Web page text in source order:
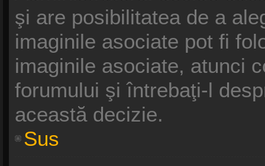
şi are posibilitatea de a
imaginile asociate pot fi
imaginile asociate, atunci
forumului şi întrebaţi-l
această decizie.
Sus